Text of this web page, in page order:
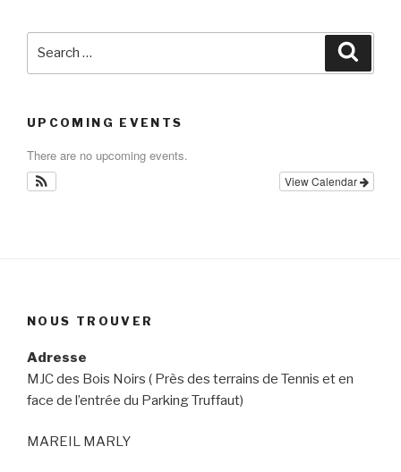
UPCOMING EVENTS
There are no upcoming events.
View Calendar
NOUS TROUVER
Adresse
MJC des Bois Noirs ( Près des terrains de Tennis et en
face de l’entrée du Parking Truffaut)
MAREIL MARLY